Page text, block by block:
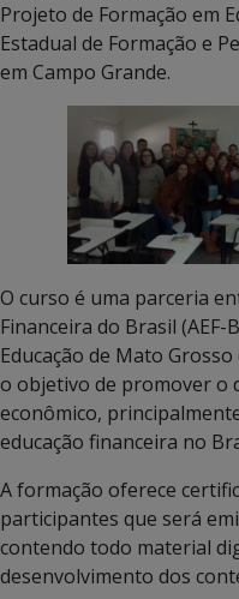
Projeto de Formação em
Estadual de Formação e
em Campo Grande.
O curso é uma parceria
Financeira do Brasil (AEF-
Educação de Mato Grosso
o objetivo de promover o
econômico,
educação financeira no
A formação oferece
participantes que será
contendo todo material
desenvolvimento dos